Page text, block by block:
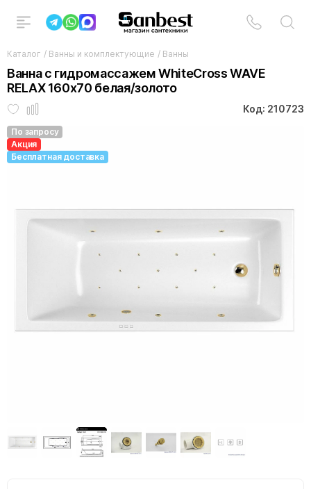
Каталог / Ванны и комплектующие / Ванны
Ванна с гидромассажем WhiteCross WAVE
RELAX 160x70 белая/золото
Код: 210723
По запросу
Акция
Бесплатная доставка